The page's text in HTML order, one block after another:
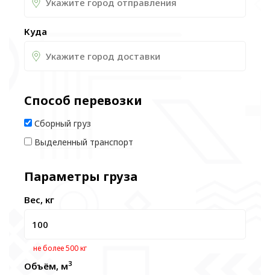
Куда
Способ перевозки
Сборный груз
Выделенный транспорт
Параметры груза
Вес, кг
не более 500 кг
Объём, м3